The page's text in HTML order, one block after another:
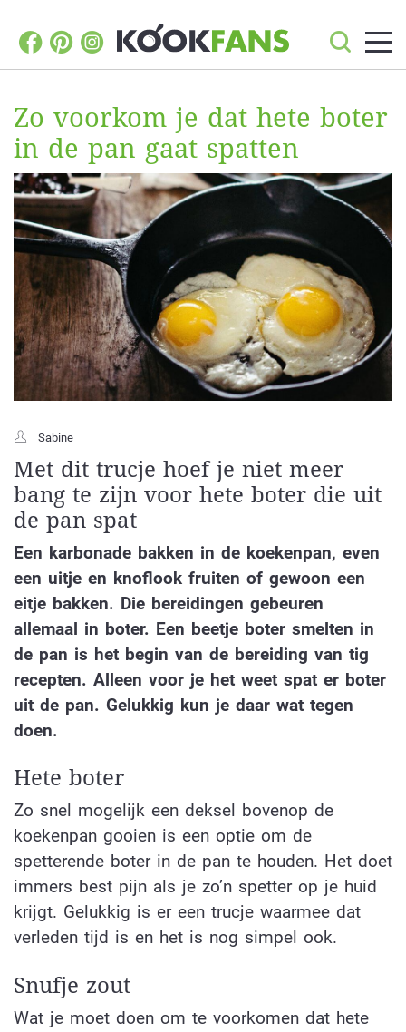
Zo voorkom je dat hete boter
in de pan gaat spatten
Sabine
Met dit trucje hoef je niet meer
bang te zijn voor hete boter die uit
de pan spat
Een karbonade bakken in de koekenpan, even
een uitje en knoflook fruiten of gewoon een
eitje bakken. Die bereidingen gebeuren
allemaal in boter. Een beetje boter smelten in
de pan is het begin van de bereiding van tig
recepten. Alleen voor je het weet spat er boter
uit de pan. Gelukkig kun je daar wat tegen
doen.
Hete boter
Zo snel mogelijk een deksel bovenop de
koekenpan gooien is een optie om de
spetterende boter in de pan te houden. Het doet
immers best pijn als je zo’n spetter op je huid
krijgt. Gelukkig is er een trucje waarmee dat
verleden tijd is en het is nog simpel ook.
Snufje zout
Wat je moet doen om te voorkomen dat hete